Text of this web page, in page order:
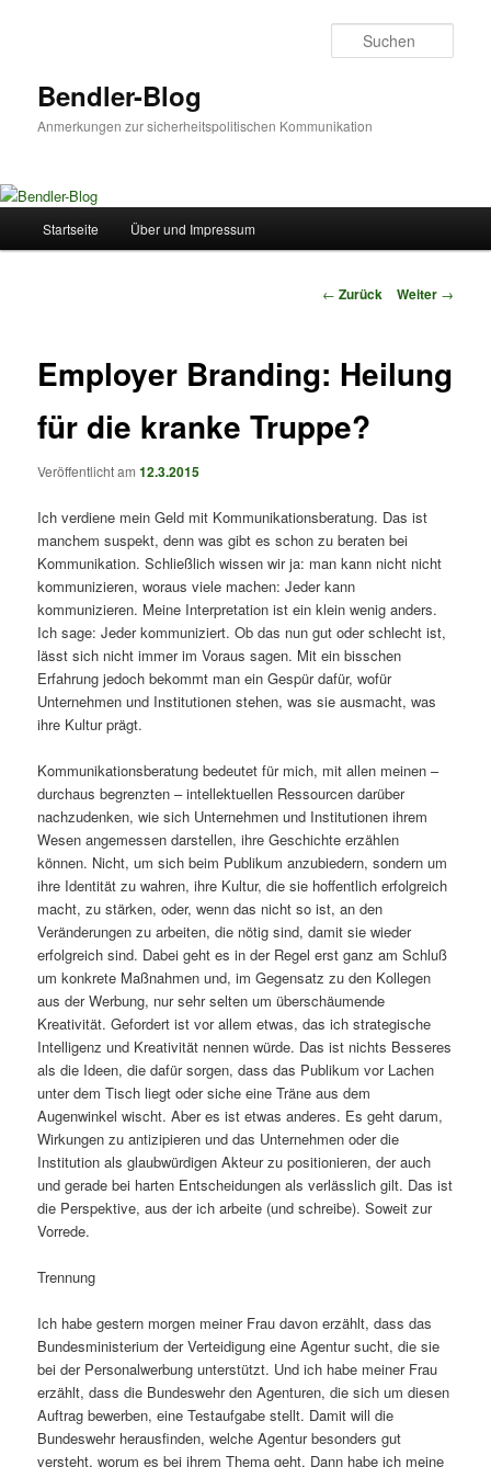
Bendler-Blog
Anmerkungen zur sicherheitspolitischen Kommunikation
Startseite Über und Impressum
Beitrags-
← Zurück Weiter →
Employer Branding: Heilung
für die kranke Truppe?
Veröffentlicht am12.3.2015
Ich verdiene mein Geld mit Kommunikationsberatung. Das ist
manchem suspekt, denn was gibt es schon zu beraten bei
Kommunikation. Schließlich wissen wir ja: man kann nicht nicht
kommunizieren, woraus viele machen: Jeder kann
kommunizieren. Meine Interpretation ist ein klein wenig anders.
Ich sage: Jeder kommuniziert. Ob das nun gut oder schlecht ist,
lässt sich nicht immer im Voraus sagen. Mit ein bisschen
Erfahrung jedoch bekommt man ein Gespür dafür, wofür
Unternehmen und Institutionen stehen, was sie ausmacht, was
ihre Kultur prägt.
Kommunikationsberatung bedeutet für mich, mit allen meinen –
durchaus begrenzten – intellektuellen Ressourcen darüber
nachzudenken, wie sich Unternehmen und Institutionen ihrem
Wesen angemessen darstellen, ihre Geschichte erzählen
können. Nicht, um sich beim Publikum anzubiedern, sondern um
ihre Identität zu wahren, ihre Kultur, die sie hoffentlich erfolgreich
macht, zu stärken, oder, wenn das nicht so ist, an den
Veränderungen zu arbeiten, die nötig sind, damit sie wieder
erfolgreich sind. Dabei geht es in der Regel erst ganz am Schluß
um konkrete Maßnahmen und, im Gegensatz zu den Kollegen
aus der Werbung, nur sehr selten um überschäumende
Kreativität. Gefordert ist vor allem etwas, das ich strategische
Intelligenz und Kreativität nennen würde. Das ist nichts Besseres
als die Ideen, die dafür sorgen, dass das Publikum vor Lachen
unter dem Tisch liegt oder siche eine Träne aus dem
Augenwinkel wischt. Aber es ist etwas anderes. Es geht darum,
Wirkungen zu antizipieren und das Unternehmen oder die
Institution als glaubwürdigen Akteur zu positionieren, der auch
und gerade bei harten Entscheidungen als verlässlich gilt. Das ist
die Perspektive, aus der ich arbeite (und schreibe). Soweit zur
Vorrede.
Trennung
Ich habe gestern morgen meiner Frau davon erzählt, dass das
Bundesministerium der Verteidigung eine Agentur sucht, die sie
bei der Personalwerbung unterstützt. Und ich habe meiner Frau
erzählt, dass die Bundeswehr den Agenturen, die sich um diesen
Auftrag bewerben, eine Testaufgabe stellt. Damit will die
Bundeswehr herausfinden, welche Agentur besonders gut
versteht, worum es bei ihrem Thema geht. Dann habe ich meine